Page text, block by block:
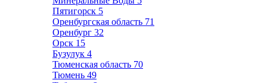
Пятигорск 5
Оренбургская область 71
Оренбург 32
Орск 15
Бузулук 4
Тюменская область 70
Тюмень 49